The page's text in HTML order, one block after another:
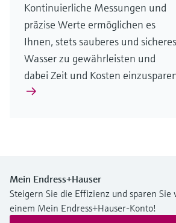
Kontinuierliche Messungen und
präzise Werte ermöglichen es
Ihnen, stets sauberes und sicheres
Wasser zu gewährleisten und
dabei Zeit und Kosten
Mein Endress+Hauser
Steigern Sie die Effizienz und sparen
einem Mein Endress+Hauser-Konto!